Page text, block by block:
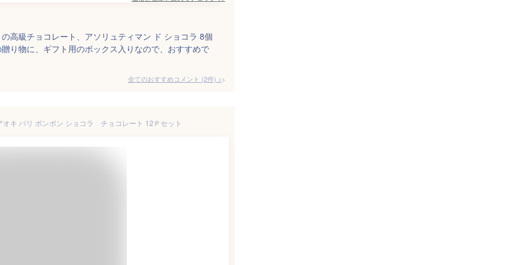
高級チョコレート、アソリュティマン ド ショコラ 8個
り物に、ギフト用のボックス入りなので、おすすめで
全てのおすすめコメント (2件) >
オキ パリ ボンボン ショコラ チョコレート 12Ｐセット